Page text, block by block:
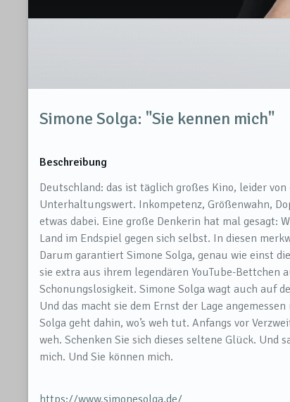
Simone Solga: "Sie kennen mich"
Beschreibung
Deutschland: das ist täglich großes Kino, leider
Unterhaltungswert. Inkompetenz, Größenwahn,
etwas dabei. Eine große Denkerin hat mal gesagt:
Land im Endspiel gegen sich selbst. In diesen
Darum garantiert Simone Solga, genau wie einst
sie extra aus ihrem legendären YouTube-
Schonungslosigkeit. Simone Solga wagt auch auf
Und das macht sie dem Ernst der Lage
Solga geht dahin, wo’s weh tut. Anfangs vor
weh. Schenken Sie sich dieses seltene Glück. Und
mich. Und Sie können mich.